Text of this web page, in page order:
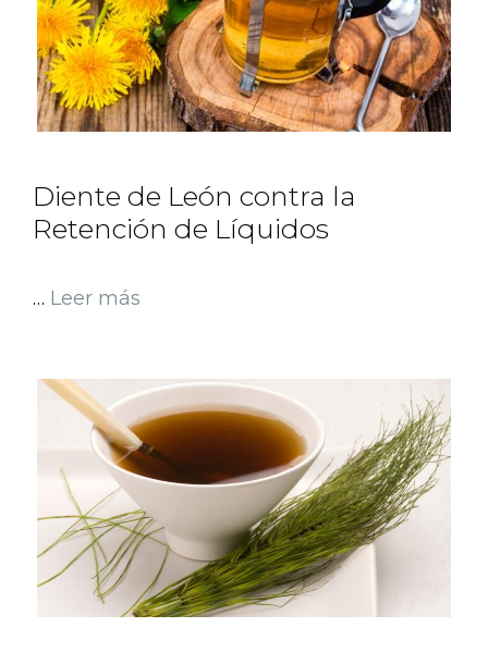
Diente de León contra la
Retención de Líquidos
… Leer más